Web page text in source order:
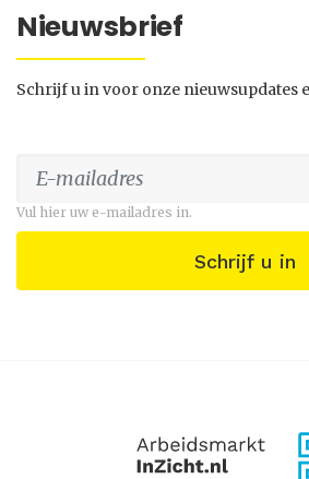
Nieuwsbrief
Schrijf u in voor onze nieuwsupdates
Vul hier uw e-mailadres in.
Schrijf u in